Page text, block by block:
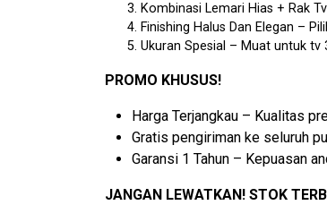
Kombinasi Lemari Hias + Rak
Finishing Halus Dan Elegan –
Ukuran Spesial – Muat untuk tv
PROMO KHUSUS!
Harga Terjangkau – Kualitas
Gratis pengiriman ke seluruh
Garansi 1 Tahun – Kepuasan
JANGAN LEWATKAN! STOK